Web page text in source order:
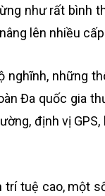
như rất bình
lên nhiều
nghĩnh, những
Đa quốc gia
định vị
trí tuệ cao, một